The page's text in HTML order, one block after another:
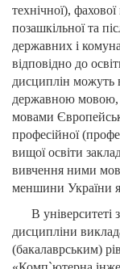
технічної),
позашкільної та
державних і
відповідно до
дисциплін можуть
державною мовою,
мовами
професійної
вищої освіти
вивчення ними
меншини України
В університеті
дисципліни
(бакалаврським)